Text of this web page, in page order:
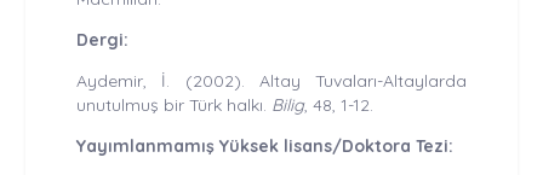
Dergi:
Aydemir, İ. (2002). Altay Tuvaları-Altaylarda
unutulmuş bir Türk halkı. Bilig, 48, 1-12.
Yayımlanmamış Yüksek lisans/Doktora Tezi: